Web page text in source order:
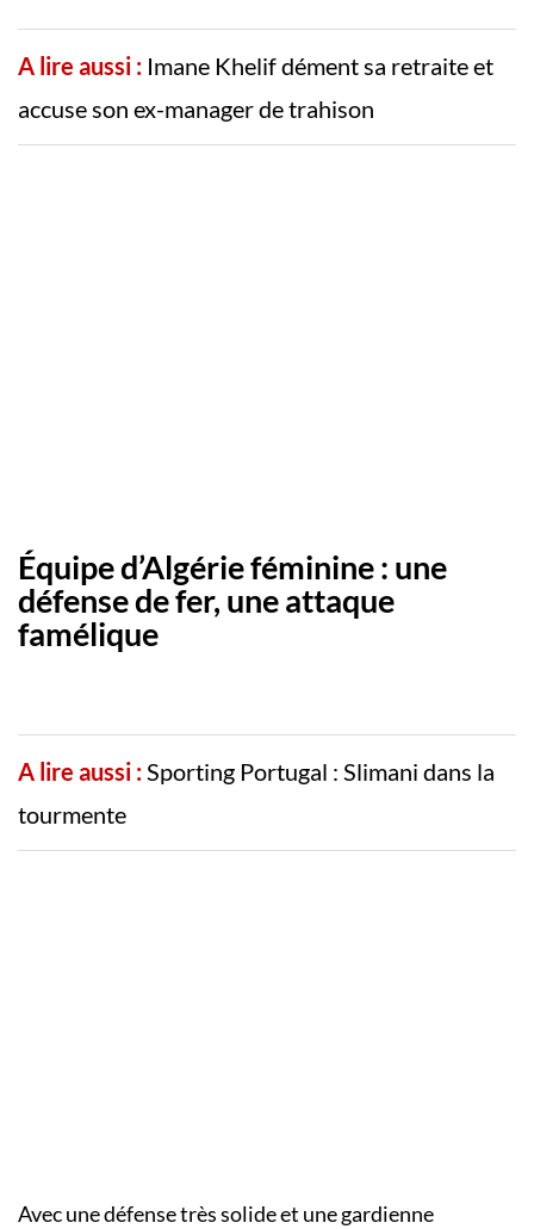
A lire aussi : Imane Khelif dément sa retraite et
accuse son ex-manager de trahison
Équipe d’Algérie féminine : une
défense de fer, une attaque
famélique
A lire aussi :Sporting Portugal : Slimani dans la
tourmente
Avec une défense très solide et une gardienne